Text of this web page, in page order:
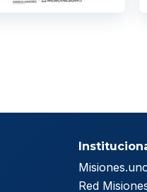
Red